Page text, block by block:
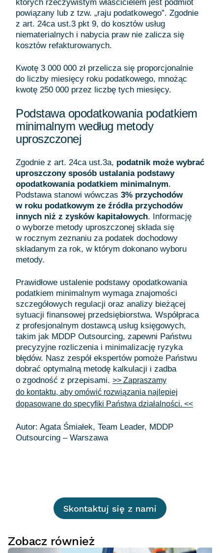
których rzeczywistym właścicielem jest podmiot
powiązany lub z tzw. „raju podatkowego”. Zgodnie
z art. 24ca ust.3 pkt 9, do kosztów usług
niematerialnych i nabycia praw nie zalicza się
kosztów refakturowanych.
Kwotę 3 000 000 zł przelicza się proporcjonalnie
do liczby miesięcy roku podatkowego, mnożąc
kwotę 250 000 przez liczbę tych miesięcy.
Podstawa opodatkowania podatkiem
minimalnym według metody
uproszczonej
Zgodnie z art. 24ca ust.3a, podatnik może wybrać
uproszczony sposób ustalania podstawy
opodatkowania podatkiem minimalnym.
Podstawa stanowi wówczas 3% przychodów
w roku podatkowym ze źródła przychodów
innych niż z zysków kapitałowych. Informację
o wyborze metody uproszczonej składa się
w rocznym zeznaniu za podatek dochodowy
składanym za rok, w którym dokonano wyboru
metody.
Prawidłowe ustalenie podstawy opodatkowania
podatkiem minimalnym wymaga znajomości
szczegółowych regulacji oraz analizy bieżącej
sytuacji finansowej przedsiębiorstwa. Współpraca
z profesjonalnym dostawcą usług księgowych,
takim jak MDDP Outsourcing, zapewni Państwu
precyzyjne rozliczenia i minimalizację ryzyka
błędów. Nasz zespół ekspertów pomoże Państwu
dobrać optymalną metodę kalkulacji i zadba
o zgodność z przepisami. >> Zapraszamy
do kontaktu, aby omówić rozwiązania najlepiej
dopasowane do specyfiki Państwa działalności. <<
Autor: Agata Śmiałek, Team Leader, MDDP
Outsourcing – Warszawa
Skontaktuj się z nami
Zobacz również